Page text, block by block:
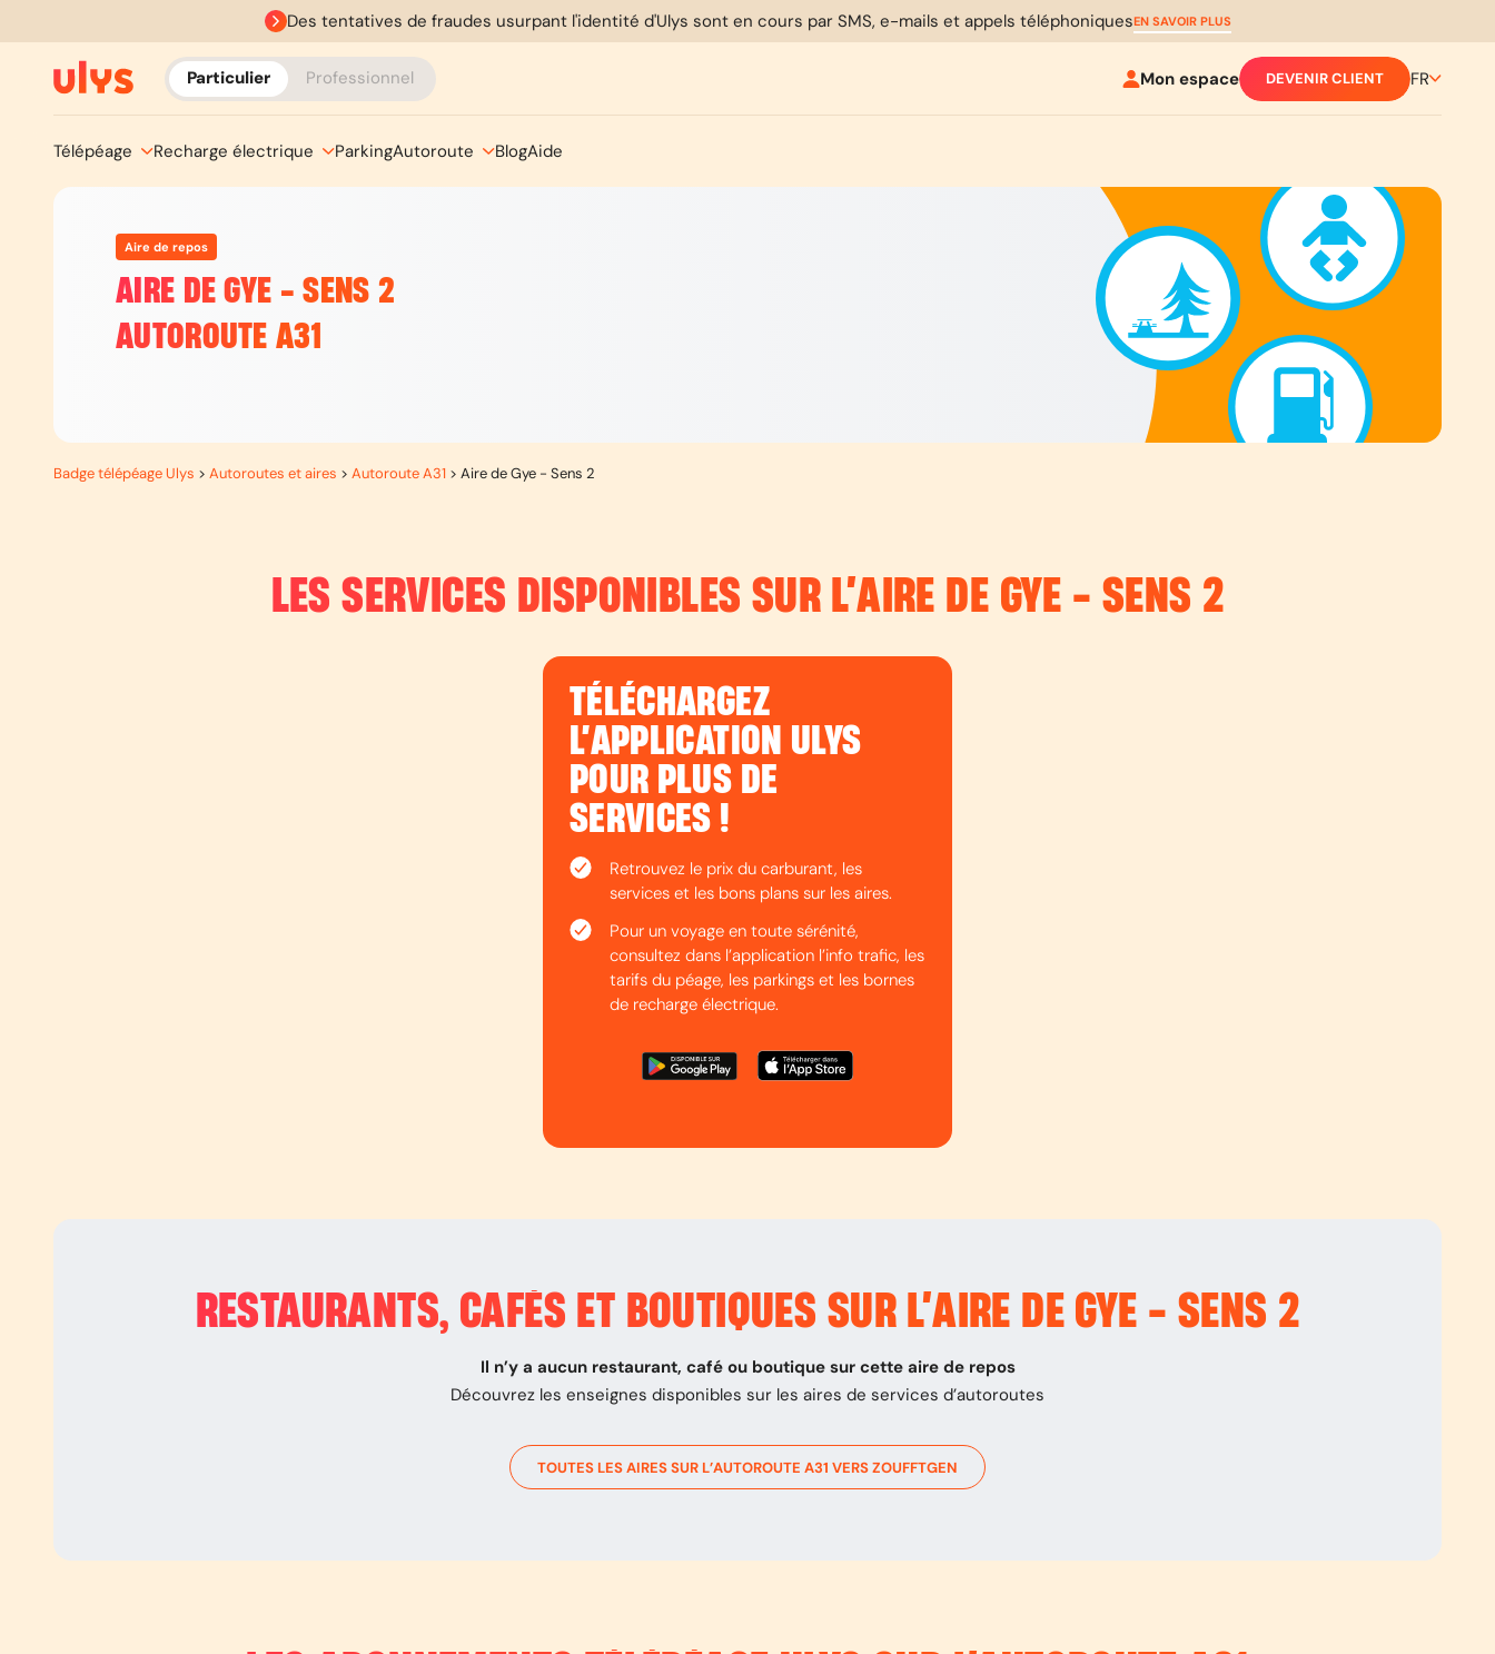
Des tentatives de fraudes usurpant l'identité d'Ulys sont en cours par SMS, e-mails et appels téléphoniquesEN SAVOIR PLUS
Particulier Professionnel Mon espace DEVENIR CLIENT FR
Télépéage Recharge électrique ParkingAutoroute BlogAide
Aire de repos
AIRE DE GYE - SENS 2
AUTOROUTE A31
Badge télépéage Ulys > Autoroutes et aires > Autoroute A31 > Aire de Gye - Sens 2
LES SERVICES DISPONIBLES SUR L’AIRE DE GYE - SENS 2
TÉLÉCHARGEZ
L’APPLICATION ULYS
POUR PLUS DE
SERVICES !
Retrouvez le prix du carburant, les
services et les bons plans sur les aires.
Pour un voyage en toute sérénité,
consultez dans l’application l’info trafic, les
tarifs du péage, les parkings et les bornes
de recharge électrique.
RESTAURANTS, CAFÉS ET BOUTIQUES SUR L’AIRE DE GYE - SENS 2
Il n’y a aucun restaurant, café ou boutique sur cette aire de repos
Découvrez les enseignes disponibles sur les aires de services d’autoroutes
TOUTES LES AIRES SUR L’AUTOROUTE A31 VERSZOUFFTGEN